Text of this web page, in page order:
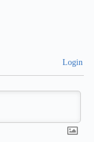
Login